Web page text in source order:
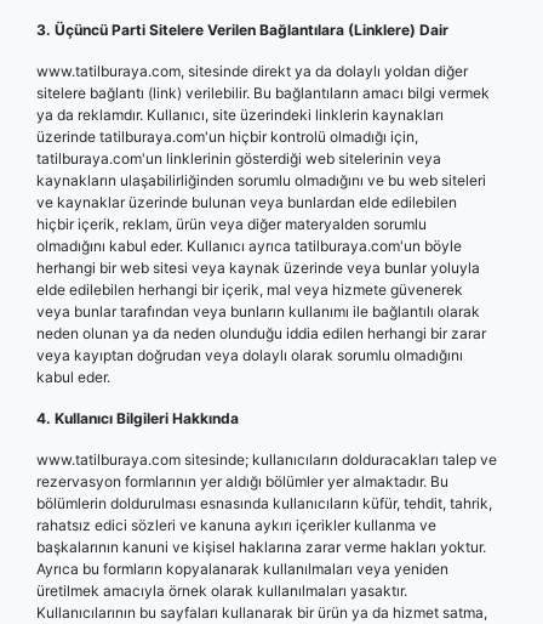
3. Üçüncü Parti Sitelere Verilen Bağlantılara (Linklere) Dair
www.tatilburaya.com, sitesinde direkt ya da dolaylı yoldan diğer
sitelere bağlantı (link) verilebilir. Bu bağlantıların amacı bilgi vermek
ya da reklamdır. Kullanıcı, site üzerindeki linklerin kaynakları
üzerinde tatilburaya.com'un hiçbir kontrolü olmadığı için,
tatilburaya.com'un linklerinin gösterdiği web sitelerinin veya
kaynakların ulaşabilirliğinden sorumlu olmadığını ve bu web siteleri
ve kaynaklar üzerinde bulunan veya bunlardan elde edilebilen
hiçbir içerik, reklam, ürün veya diğer materyalden sorumlu
olmadığını kabul eder. Kullanıcı ayrıca tatilburaya.com'un böyle
herhangi bir web sitesi veya kaynak üzerinde veya bunlar yoluyla
elde edilebilen herhangi bir içerik, mal veya hizmete güvenerek
veya bunlar tarafından veya bunların kullanımı ile bağlantılı olarak
neden olunan ya da neden olunduğu iddia edilen herhangi bir zarar
veya kayıptan doğrudan veya dolaylı olarak sorumlu olmadığını
kabul eder.
4. Kullanıcı Bilgileri Hakkında
www.tatilburaya.com sitesinde; kullanıcıların dolduracakları talep ve
rezervasyon formlarının yer aldığı bölümler yer almaktadır. Bu
bölümlerin doldurulması esnasında kullanıcıların küfür, tehdit, tahrik,
rahatsız edici sözleri ve kanuna aykırı içerikler kullanma ve
başkalarının kanuni ve kişisel haklarına zarar verme hakları yoktur.
Ayrıca bu formların kopyalanarak kullanılmaları veya yeniden
üretilmek amacıyla örnek olarak kullanılmaları yasaktır.
Kullanıcılarının bu sayfaları kullanarak bir ürün ya da hizmet satma,